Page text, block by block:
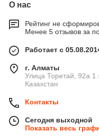
О нас
Рейтинг не
Менее 5 отзывов за
Работает с
г. Алматы
​Улица Торетай, 92а​
Казахстан
Контакты
Сегодня выходной
Показать весь